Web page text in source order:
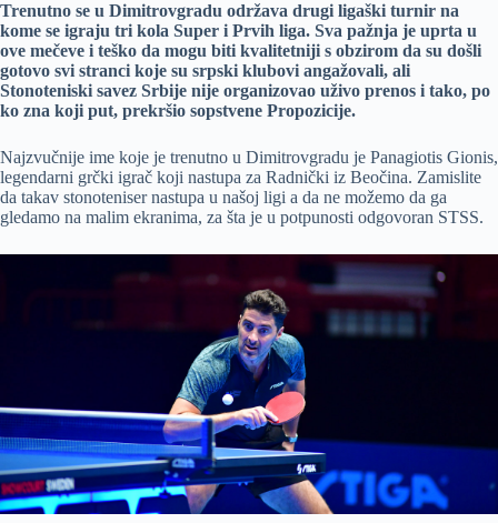
Trenutno se u Dimitrovgradu održava drugi ligaški turnir na
kome se igraju tri kola Super i Prvih liga. Sva pažnja je uprta u
ove mečeve i teško da mogu biti kvalitetniji s obzirom da su došli
gotovo svi stranci koje su srpski klubovi angažovali, ali
Stonoteniski savez Srbije nije organizovao uživo prenos i tako, po
ko zna koji put, prekršio sopstvene Propozicije.
Najzvučnije ime koje je trenutno u Dimitrovgradu je Panagiotis Gionis,
legendarni grčki igrač koji nastupa za Radnički iz Beočina. Zamislite
da takav stonoteniser nastupa u našoj ligi a da ne možemo da ga
gledamo na malim ekranima, za šta je u potpunosti odgovoran STSS.